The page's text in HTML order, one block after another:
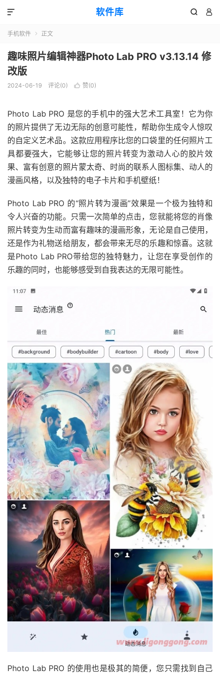
软件库  

手机软件  正文
趣味照片编辑神器Photo Lab PRO v3.13.14 修
改版
2024-06-19 评论(0)  赞(0)
Photo Lab PRO 是您的手机中的强大艺术工具室！它为你
的照片提供了无边无际的创意可能性，帮助你生成令人惊叹
的自定义艺术品。这款应用程序比您的口袋里的任何照片工
具都要强大，它能够让您的照片转变为激动人心的胶片效
果、富有创意的照片蒙太奇、时尚的联系人图标集、动人的
漫画风格，以及独特的电子卡片和手机壁纸！
Photo Lab PRO 的“照片转为漫画”效果是一个极为独特和
令人兴奋的功能。只需一次简单的点击，您就能将您的肖像
照片转变为生动而富有趣味的漫画形象，无论是自己使用，
还是作为礼物送给朋友，都会带来无尽的乐趣和惊喜。这就
是Photo Lab PRO带给您的独特魅力，让您在享受创作的
乐趣的同时，也能够感受到自我表达的无限可能性。
Photo Lab PRO 的使用也是极其的简便，您只需找到自己